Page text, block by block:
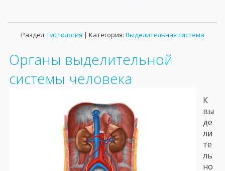
Раздел: Гистология | Категория: Выделительная система
Органы выделительной
системы человека
К
вы
де
ли
те
ль
но